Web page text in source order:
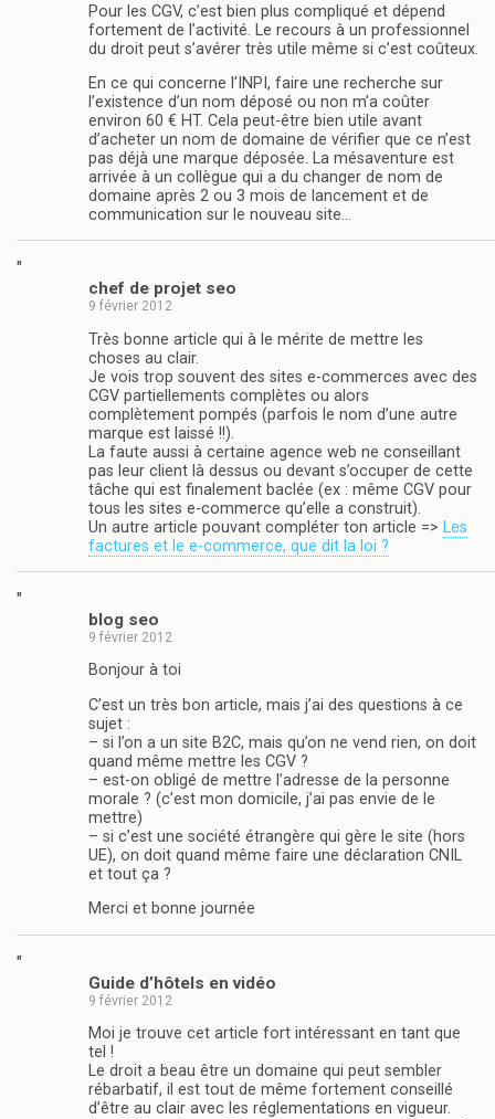
Pour les CGV, c’est bien plus compliqué et dépend
fortement de l’activité. Le recours à un professionnel
du droit peut s’avérer très utile même si c’est coûteux.
En ce qui concerne l’INPI, faire une recherche sur
l’existence d’un nom déposé ou non m’a coûter
environ 60 € HT. Cela peut-être bien utile avant
d’acheter un nom de domaine de vérifier que ce n’est
pas déjà une marque déposée. La mésaventure est
arrivée à un collègue qui a du changer de nom de
domaine après 2 ou 3 mois de lancement et de
communication sur le nouveau site…
"
chef de projet seo
9 février 2012
Très bonne article qui à le mérite de mettre les
choses au clair.
Je vois trop souvent des sites e-commerces avec des
CGV partiellements complètes ou alors
complètement pompés (parfois le nom d’une autre
marque est laissé !!).
La faute aussi à certaine agence web ne conseillant
pas leur client là dessus ou devant s’occuper de cette
tâche qui est finalement baclée (ex : même CGV pour
tous les sites e-commerce qu’elle a construit).
Un autre article pouvant compléter ton article => Les
factures et le e-commerce, que dit la loi ?
"
blog seo
9 février 2012
Bonjour à toi
C’est un très bon article, mais j’ai des questions à ce
sujet :
– si l’on a un site B2C, mais qu’on ne vend rien, on doit
quand même mettre les CGV ?
– est-on obligé de mettre l’adresse de la personne
morale ? (c’est mon domicile, j’ai pas envie de le
mettre)
– si c’est une société étrangère qui gère le site (hors
UE), on doit quand même faire une déclaration CNIL
et tout ça ?
Merci et bonne journée
"
Guide d’hôtels en vidéo
9 février 2012
Moi je trouve cet article fort intéressant en tant que
tel !
Le droit a beau être un domaine qui peut sembler
rébarbatif, il est tout de même fortement conseillé
d’être au clair avec les réglementations en vigueur.